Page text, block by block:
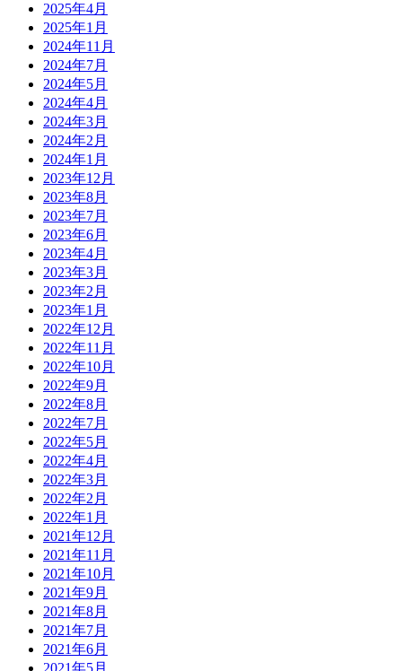
2025年4月
2025年1月
2024年11月
2024年7月
2024年5月
2024年4月
2024年3月
2024年2月
2024年1月
2023年12月
2023年8月
2023年7月
2023年6月
2023年4月
2023年3月
2023年2月
2023年1月
2022年12月
2022年11月
2022年10月
2022年9月
2022年8月
2022年7月
2022年5月
2022年4月
2022年3月
2022年2月
2022年1月
2021年12月
2021年11月
2021年10月
2021年9月
2021年8月
2021年7月
2021年6月
2021年5月